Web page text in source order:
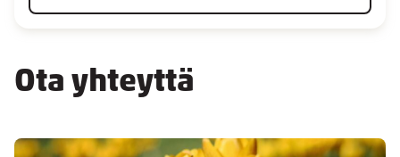
Ota yhteyttä